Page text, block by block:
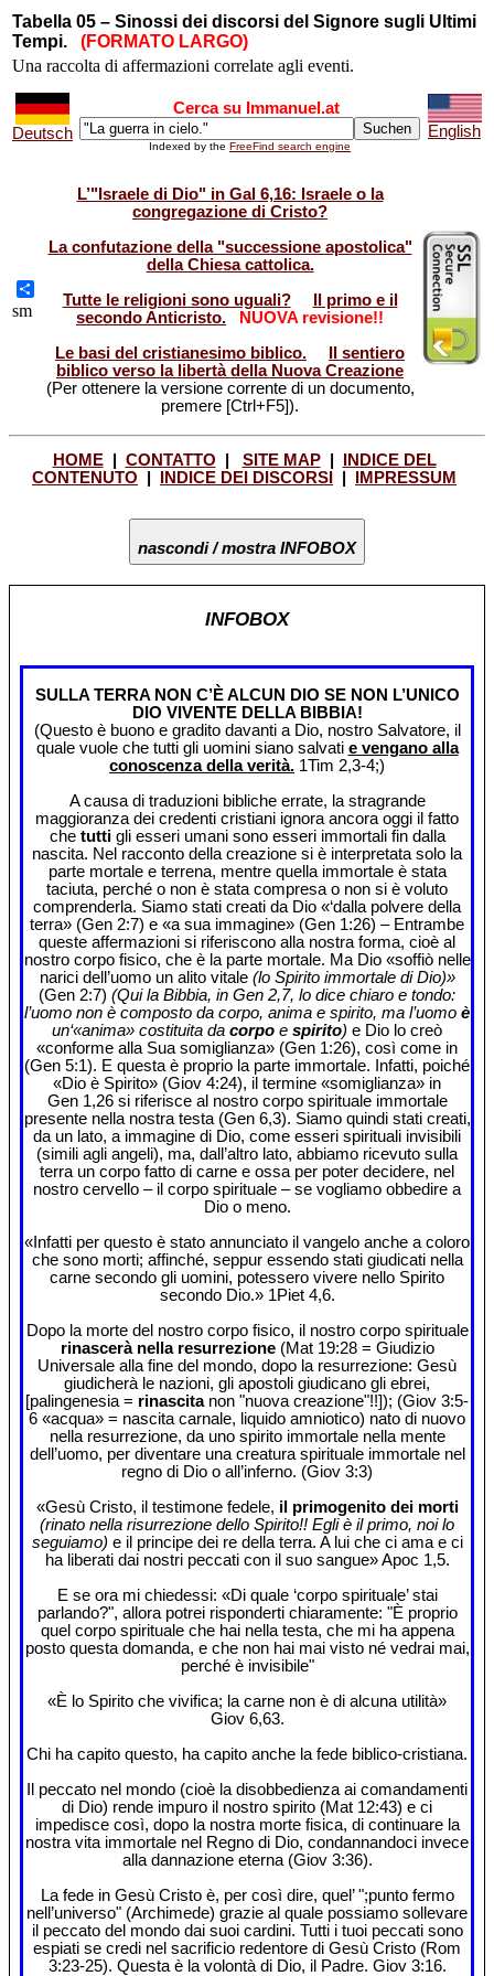
Tabella 05 – Sinossi dei discorsi del Signore sugli Ultimi
Tempi.
(FORMATO LARGO)
Una raccolta di affermazioni correlate agli eventi.
Deutsch
Cerca su Immanuel.at
Indexed by the FreeFind search engine
English
Share
sm
L’"Israele di Dio" in Gal 6,16: Israele o la
congregazione di Cristo?
La confutazione della "successione apostolica"
della Chiesa cattolica.
Tutte le religioni sono uguali?
Il primo e il
secondo Anticristo.
NUOVA revisione!!
Le basi del cristianesimo biblico.
Il sentiero
biblico verso la libertà della Nuova Creazione
(Per ottenere la versione corrente di un documento,
premere [Ctrl+F5]).
HOME| CONTATTO SITE MAP|
INDICE DEL
CONTENUTO
INDICE DEI DISCORSI IMPRESSUM
nascondi / mostra INFOBOX
INFOBOX
SULLA TERRA NON C’È ALCUN DIO SE NON L’UNICO
DIO VIVENTE DELLA BIBBIA!
(Questo è buono e gradito davanti a Dio, nostro Salvatore, il
quale vuole che tutti gli uomini siano salvati e vengano alla
conoscenza della verità. 1Tim 2,3-4;)
A causa di traduzioni bibliche errate, la stragrande
maggioranza dei credenti cristiani ignora ancora oggi il fatto
che tuttigli esseri umani sono esseri immortali fin dalla
nascita. Nel racconto della creazione si è interpretata solo la
parte mortale e terrena, mentre quella immortale è stata
taciuta, perché o non è stata compresa o non si è voluto
comprenderla. Siamo stati creati da Dio «‘dalla polvere della
terra» (Gen 2:7) e «a sua immagine» (Gen 1:26) – Entrambe
queste affermazioni si riferiscono alla nostra forma, cioè al
nostro corpo fisico, che è la parte mortale. Ma Dio «soffiò nelle
narici dell’uomo un alito vitale (lo Spirito immortale di Dio)»
(Gen 2:7) (Qui la Bibbia, in Gen 2,7, lo dice chiaro e tondo:
l’uomo non è composto da corpo, anima e spirito, ma l’uomo è
un‘«anima» costituita da corpo e spirito) e Dio lo creò
«conforme alla Sua somiglianza» (Gen 1:26), così come in
(Gen 5:1). E questa è proprio la parte immortale. Infatti, poiché
«Dio è Spirito» (Giov 4:24), il termine «somiglianza» in
Gen 1,26 si riferisce al nostro corpo spirituale immortale
presente nella nostra testa (Gen 6,3). Siamo quindi stati creati,
da un lato, a immagine di Dio, come esseri spirituali invisibili
(simili agli angeli), ma, dall’altro lato, abbiamo ricevuto sulla
terra un corpo fatto di carne e ossa per poter decidere, nel
nostro cervello – il corpo spirituale – se vogliamo obbedire a
Dio o meno.
«Infatti per questo è stato annunciato il vangelo anche a coloro
che sono morti; affinché, seppur essendo stati giudicati nella
carne secondo gli uomini, potessero vivere nello Spirito
secondo Dio.» 1Piet 4,6.
Dopo la morte del nostro corpo fisico, il nostro corpo spirituale
rinascerà nella resurrezione(Mat 19:28 = Giudizio
Universale alla fine del mondo, dopo la resurrezione: Gesù
giudicherà le nazioni, gli apostoli giudicano gli ebrei,
[palingenesia = rinascitanon "nuova creazione"!!]); (Giov 3:5-
6 «acqua» = nascita carnale, liquido amniotico) nato di nuovo
nella resurrezione, da uno spirito immortale nella mente
dell’uomo, per diventare una creatura spirituale immortale nel
regno di Dio o all’inferno. (Giov 3:3)
«Gesù Cristo, il testimone fedele, il primogenito dei morti
(rinato nella risurrezione dello Spirito!! Egli è il primo, noi lo
seguiamo) e il principe dei re della terra. A lui che ci ama e ci
ha liberati dai nostri peccati con il suo sangue» Apoc 1,5.
E se ora mi chiedessi: «Di quale ‘corpo spirituale’ stai
parlando?", allora potrei risponderti chiaramente: "È proprio
quel corpo spirituale che hai nella testa, che mi ha appena
posto questa domanda, e che non hai mai visto né vedrai mai,
perché è invisibile"
«È lo Spirito che vivifica; la carne non è di alcuna utilità»
Giov 6,63.
Chi ha capito questo, ha capito anche la fede biblico-cristiana.
Il peccato nel mondo (cioè la disobbedienza ai comandamenti
di Dio) rende impuro il nostro spirito (Mat 12:43) e ci
impedisce così, dopo la nostra morte fisica, di continuare la
nostra vita immortale nel Regno di Dio, condannandoci invece
alla dannazione eterna (Giov 3:36).
La fede in Gesù Cristo è, per così dire, quel’ ";punto fermo
nell’universo" (Archimede) grazie al quale possiamo sollevare
il peccato del mondo dai suoi cardini. Tutti i tuoi peccati sono
espiati se credi nel sacrificio redentore di Gesù Cristo (Rom
3:23-25). Questa è la volontà di Dio, il Padre. Giov 3:16.